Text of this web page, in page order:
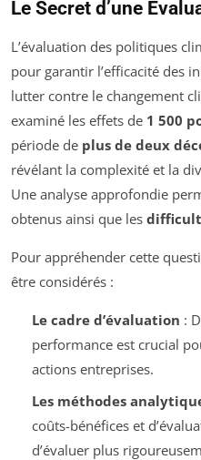
Le Secret d’une
L’évaluation des politiques
pour garantir l’efficacité des
lutter contre le changement
examiné les effets de 1 500
période de plus de deux
révélant la complexité et la
Une analyse approfondie
obtenus ainsi que les
Pour appréhender cette
être considérés :
Le cadre d’évaluation :
performance est crucial
actions entreprises.
Les méthodes
coûts-bénéfices et
d’évaluer plus